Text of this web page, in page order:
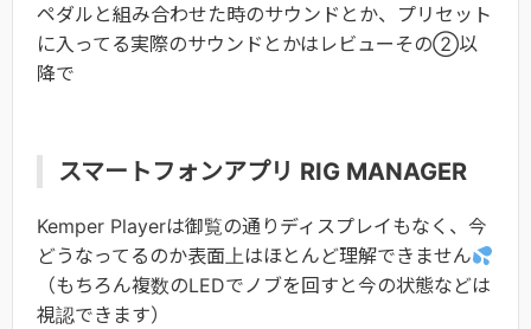
ペダルと組み合わせた時のサウンドとか、プリセット
に入ってる実際のサウンドとかはレビューその②以
降で
スマートフォンアプリ RIG MANAGER
Kemper Playerは御覧の通りディスプレイもなく、今
どうなってるのか表面上はほとんど理解できません
（もちろん複数のLEDでノブを回すと今の状態などは
視認できます）